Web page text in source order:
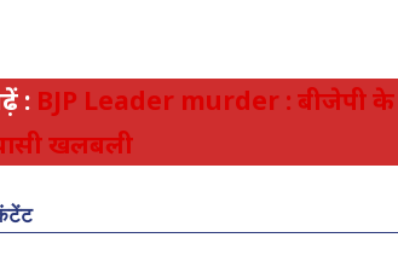
: BJP Leader murder : बीजेपी के
खलबली